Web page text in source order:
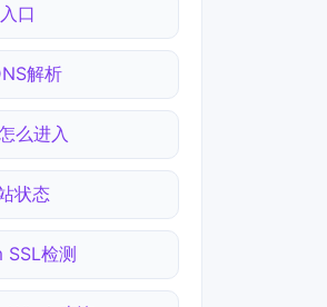
口
解析
么进入
状态
检测